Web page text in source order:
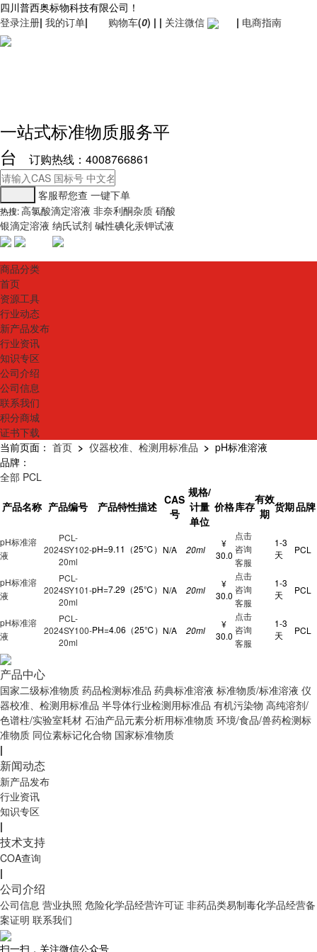
四川普西奥标物科技有限公司！
登录注册| 我的订单| 购物车(0) | | 关注微信 | 电商指南
一站式标准物质服务平
台
订购热线：4008766861
客服帮您查 一键下单
热搜:高氯酸滴定溶液 非奈利酮杂质 硝酸
银滴定溶液 纳氏试剂 碱性碘化汞钾试液
商品分类
首页
资源工具
行业动态
新产品发布
行业资讯
知识专区
公司介绍
公司信息
联系我们
积分商城
证书下载
当前页面： 首页 > 仪器校准、检测用标准品 > pH标准溶液
品牌：
全部 PCL
产品名称 产品编号 产品特性描述 CAS
号
规格/
计量
单位
价格库存
有效
期 货期品牌
pH标准溶
液
PCL-
2024SY102-
20ml
pH=9.11（25℃） N/A 20ml
¥
30.0
点击
咨询
客服
1-3
天
PCL
pH标准溶
液
PCL-
2024SY101-
20ml
pH=7.29（25℃） N/A 20ml
¥
30.0
点击
咨询
客服
1-3
天
PCL
pH标准溶
液
PCL-
2024SY100-
20ml
PH=4.06（25℃） N/A 20ml
¥
30.0
点击
咨询
客服
1-3
天
PCL
产品中心
国家二级标准物质 药品检测标准品 药典标准溶液 标准物质/标准溶液 仪
器校准、检测用标准品 半导体行业检测用标准品 有机污染物 高纯溶剂/
色谱柱/实验室耗材 石油产品元素分析用标准物质 环境/食品/兽药检测标
准物质 同位素标记化合物 国家标准物质
|
新闻动态
新产品发布
行业资讯
知识专区
|
技术支持
COA查询
|
公司介绍
公司信息 营业执照 危险化学品经营许可证 非药品类易制毒化学品经营备
案证明 联系我们
扫一扫，关注微信公众号